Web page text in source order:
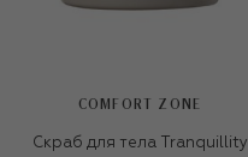
COMFORT ZONE
Скраб для тела Tranquillity